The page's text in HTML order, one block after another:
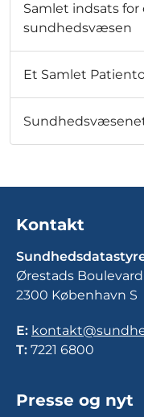
Samlet indsats
sundhedsvæsen
Et Samlet
Kontakt
Ørestads
2300 København S
E:
T: 7221 6800
Presse og nyt